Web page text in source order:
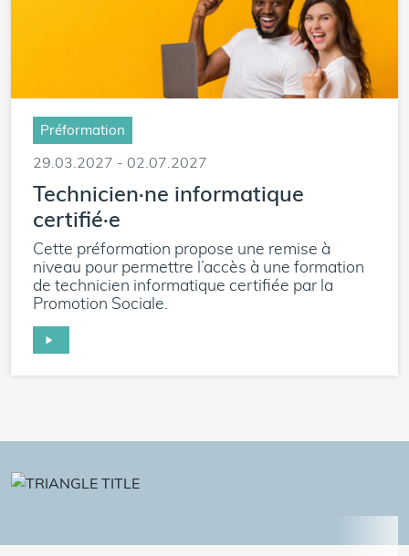
Préformation
29.03.2027 - 02.07.2027
Technicien·ne informatique
certifié·e
Cette préformation propose une remise à
niveau pour permettre l’accès à une formation
de technicien informatique certifiée par la
Promotion Sociale.